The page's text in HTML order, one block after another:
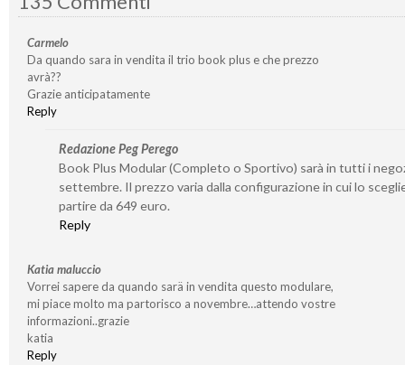
Carmelo
Da quando sara in vendita il trio book plus e che prezzo
avrà??
Grazie anticipatamente
Reply
Redazione Peg Perego
Book Plus Modular (Completo o Sportivo) sarà in tutti i
settembre. Il prezzo varia dalla configurazione in cui lo
partire da 649 euro.
Reply
Katia maluccio
Vorrei sapere da quando sarä in vendita questo modulare,
mi piace molto ma partorisco a novembre…attendo vostre
informazioni..grazie
katia
Reply